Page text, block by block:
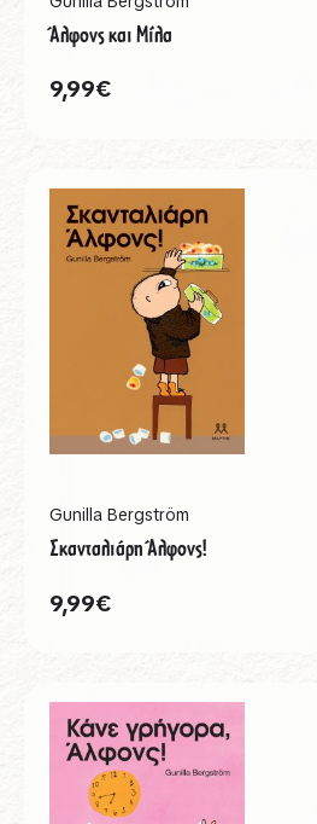
Άλφονς και Μίλα
9,99€
Gunilla Bergström
Σκανταλιάρη Άλφονς!
9,99€